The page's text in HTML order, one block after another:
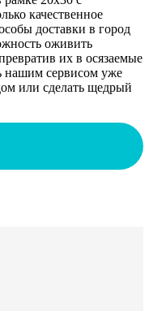
качественное
доставки в город
оживить
их в осязаемые
нашим сервисом уже
или сделать щедрый